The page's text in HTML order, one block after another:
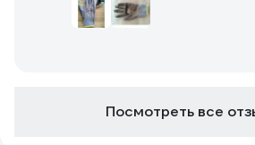
этих перчаток он честный. Это
единственные перчатки за несколько
у которых доступность, размер,
одном из фото будет: как выглядит
Посмотреть все